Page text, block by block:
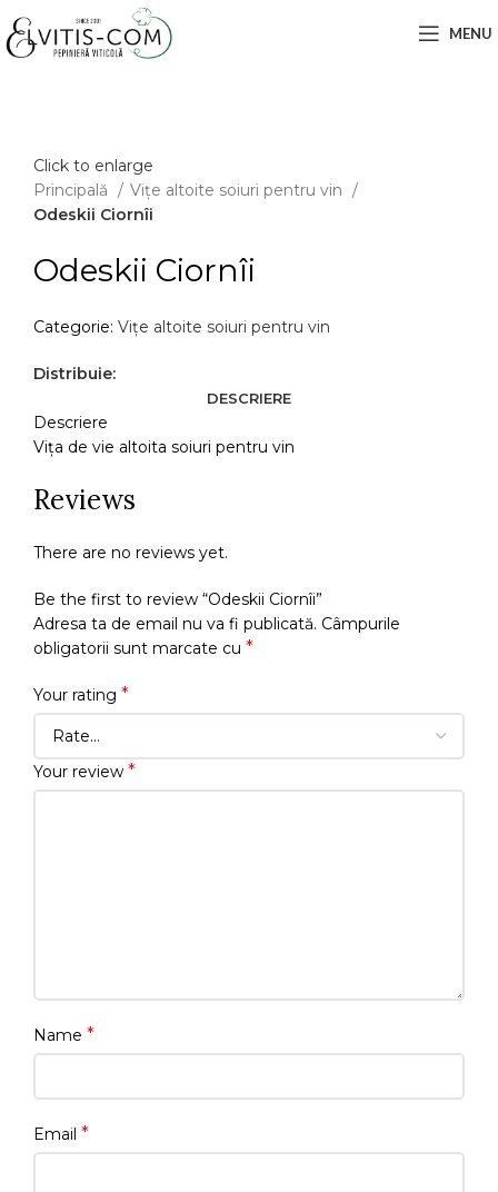
MENU
Click to enlarge
Principală
Vițe altoite soiuri pentru vin
Odeskii Ciornîi
Odeskii Ciornîi
Categorie: Vițe altoite soiuri pentru vin
Distribuie:
DESCRIERE
Descriere
Vița de vie altoita soiuri pentru vin
Reviews
There are no reviews yet.
Be the first to review “Odeskii Ciornîi”
Adresa ta de email nu va fi publicată. Câmpurile
obligatorii sunt marcate cu *
Your rating *
Your review *
Name *
Email *